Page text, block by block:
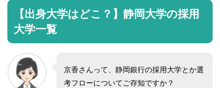
【出身大学はどこ？】静岡大学の採用
大学一覧
京香さんって、静岡銀行の採用大学とか選
考フローについてご存知ですか？